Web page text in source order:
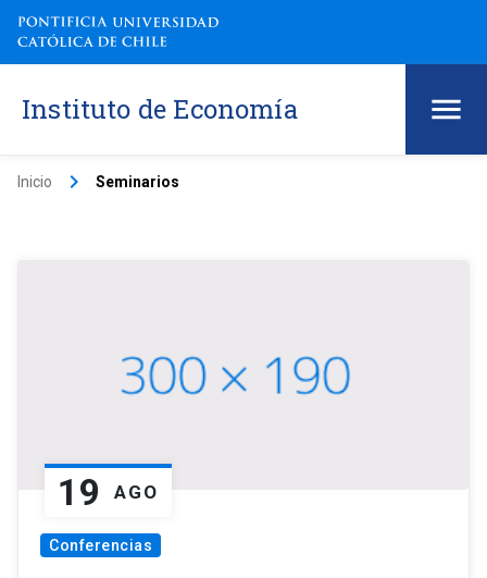
Instituto de Economía
Inicio keyboard_arrow_right Seminarios
19 AGO
Conferencias